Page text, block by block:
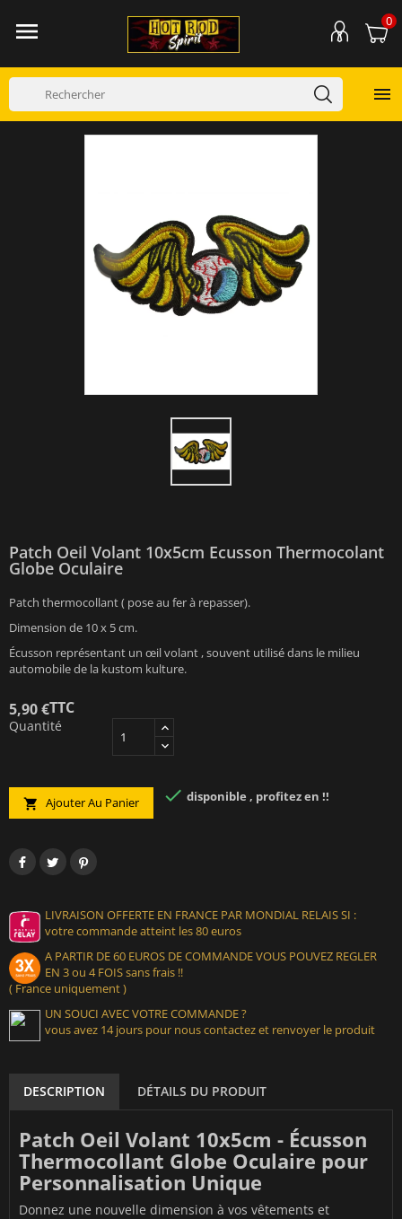
 0

Patch Oeil Volant 10x5cm Ecusson Thermocolant
Globe Oculaire
Patch thermocollant ( pose au fer à repasser).
Dimension de 10 x 5 cm.
Écusson représentant un œil volant , souvent utilisé dans le milieu
automobile de la kustom kulture.
5,90 €TTC
Quantité
 Ajouter Au Panier  disponible , profitez en !!
LIVRAISON OFFERTE EN FRANCE PAR MONDIAL RELAIS SI :
votre commande atteint les 80 euros
A PARTIR DE 60 EUROS DE COMMANDE VOUS POUVEZ REGLER
EN 3 ou 4 FOIS sans frais !!
( France uniquement )
UN SOUCI AVEC VOTRE COMMANDE ?
vous avez 14 jours pour nous contactez et renvoyer le produit
DESCRIPTION DÉTAILS DU PRODUIT
Patch Oeil Volant 10x5cm - Écusson
Thermocollant Globe Oculaire pour
Personnalisation Unique
Donnez une nouvelle dimension à vos vêtements et